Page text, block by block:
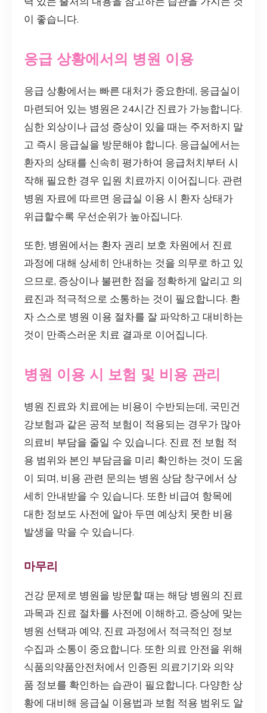
이 좋습니다.
응급 상황에서의 병원 이용
응급 상황에서는 빠른 대처가 중요한데, 응급실이
마련되어 있는 병원은 24시간 진료가 가능합니다.
심한 외상이나 급성 증상이 있을 때는 주저하지 말
고 즉시 응급실을 방문해야 합니다. 응급실에서는
환자의 상태를 신속히 평가하여 응급처치부터 시
작해 필요한 경우 입원 치료까지 이어집니다. 관련
병원 자료에 따르면 응급실 이용 시 환자 상태가
위급할수록 우선순위가 높아집니다.
또한, 병원에서는 환자 권리 보호 차원에서 진료
과정에 대해 상세히 안내하는 것을 의무로 하고 있
으므로, 증상이나 불편한 점을 정확하게 알리고 의
료진과 적극적으로 소통하는 것이 필요합니다. 환
자 스스로 병원 이용 절차를 잘 파악하고 대비하는
것이 만족스러운 치료 결과로 이어집니다.
병원 이용 시 보험 및 비용 관리
병원 진료와 치료에는 비용이 수반되는데, 국민건
강보험과 같은 공적 보험이 적용되는 경우가 많아
의료비 부담을 줄일 수 있습니다. 진료 전 보험 적
용 범위와 본인 부담금을 미리 확인하는 것이 도움
이 되며, 비용 관련 문의는 병원 상담 창구에서 상
세히 안내받을 수 있습니다. 또한 비급여 항목에
대한 정보도 사전에 알아 두면 예상치 못한 비용
발생을 막을 수 있습니다.
마무리
건강 문제로 병원을 방문할 때는 해당 병원의 진료
과목과 진료 절차를 사전에 이해하고, 증상에 맞는
병원 선택과 예약, 진료 과정에서 적극적인 정보
수집과 소통이 중요합니다. 또한 의료 안전을 위해
식품의약품안전처에서 인증된 의료기기와 의약
품 정보를 확인하는 습관이 필요합니다. 다양한 상
황에 대비해 응급실 이용법과 보험 적용 범위도 알